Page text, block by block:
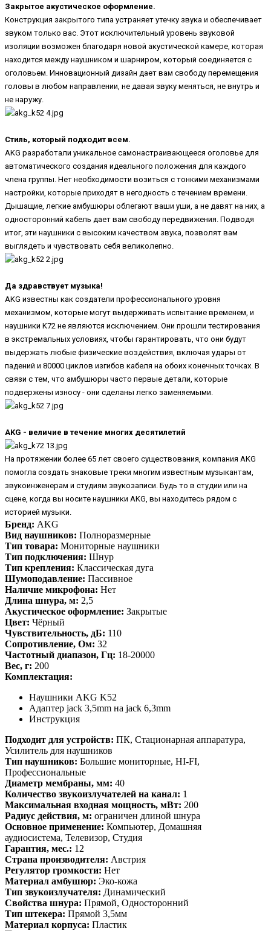
Закрытое акустическое оформление.
Конструкция закрытого типа устраняет утечку звука и обеспечивает
звуком только вас. Этот исключительный уровень звуковой
изоляции возможен благодаря новой акустической камере, которая
находится между наушником и шарниром, который соединяется с
оголовьем. Инновационный дизайн дает вам свободу перемещения
головы в любом направлении, не давая звуку меняться, не внутрь и
не наружу.
Стиль, который подходит всем.
AKG разработали уникальное самонастраивающееся оголовье для
автоматического создания идеального положения для каждого
члена группы. Нет необходимости возиться с тонкими механизмами
настройки, которые приходят в негодность с течением времени.
Дышащие, легкие амбушюры облегают ваши уши, а не давят на них, а
односторонний кабель дает вам свободу передвижения. Подводя
итог, эти наушники с высоким качеством звука, позволят вам
выглядеть и чувствовать себя великолепно.
Да здравствует музыка!
AKG известны как создатели профессионального уровня
механизмом, которые могут выдерживать испытание временем, и
наушники K72 не являются исключением. Они прошли тестирования
в экстремальных условиях, чтобы гарантировать, что они будут
выдержать любые физические воздействия, включая удары от
падений и 80000 циклов изгибов кабеля на обоих конечных точках. В
связи с тем, что амбушюры часто первые детали, которые
подвержены износу - они сделаны легко заменяемыми.
AKG - величие в течение многих десятилетий
На протяжении более 65 лет своего существования, компания AKG
помогла создать знаковые треки многим известным музыкантам,
звукоинженерам и студиям звукозаписи. Будь то в студии или на
сцене, когда вы носите наушники AKG, вы находитесь рядом с
историей музыки.
Бренд: AKG
Вид наушников: Полноразмерные
Тип товара: Мониторные наушники
Тип подключения: Шнур
Тип крепления: Классическая дуга
Шумоподавление: Пассивное
Наличие микрофона: Нет
Длина шнура, м: 2,5
Акустическое оформление: Закрытые
Цвет: Чёрный
Чувствительность, дБ: 110
Сопротивление, Ом: 32
Частотный диапазон, Гц: 18-20000
Вес, г: 200
Комплектация:
Наушники AKG K52
Адаптер jack 3,5mm на jack 6,3mm
Инструкция
Подходит для устройств: ПК, Стационарная аппаратура,
Усилитель для наушников
Тип наушников: Большие мониторные, HI-FI,
Профессиональные
Диаметр мембраны, мм: 40
Количество звукоизлучателей на канал: 1
Максимальная входная мощность, мВт: 200
Радиус действия, м: ограничен длиной шнура
Основное применение: Компьютер, Домашняя
аудиосистема, Телевизор, Студия
Гарантия, мес.: 12
Страна производителя: Австрия
Регулятор громкости: Нет
Материал амбушюр: Эко-кожа
Тип звукоизлучателя: Динамический
Свойства шнура: Прямой, Односторонний
Тип штекера: Прямой 3,5мм
Материал корпуса: Пластик